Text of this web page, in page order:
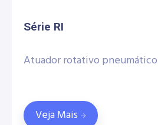
Série RI
Atuador rotativo
Veja Mais